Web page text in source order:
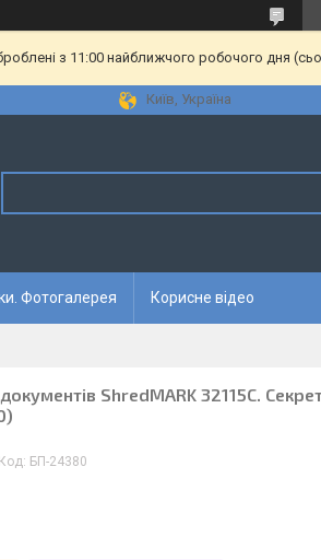
з 11:00 найближчого робочого дня
Київ, Україна
Фотогалерея Корисне відео
ShredMARK 32115C.
Код: БП-24380